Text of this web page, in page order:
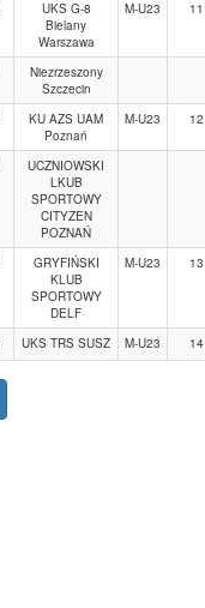
UKS G-8
Bielany
Warszawa
M-U23 11
Niezrzeszony
Szczecin
KU AZS UAM
Poznań
M-U23 12
UCZNIOWSKI
LKUB
SPORTOWY
CITYZEN
POZNAŃ
GRYFIŃSKI
KLUB
SPORTOWY
DELF
M-U23 13
UKS TRS SUSZ M-U23 14